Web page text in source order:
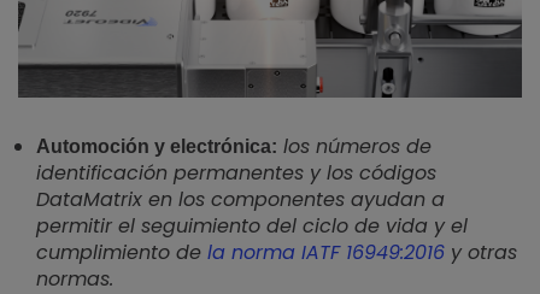
Automoción y electrónica: los números de
identificación permanentes y los códigos
DataMatrix en los componentes ayudan a
permitir el seguimiento del ciclo de vida y el
cumplimiento de la norma IATF 16949:2016 y otras
normas.